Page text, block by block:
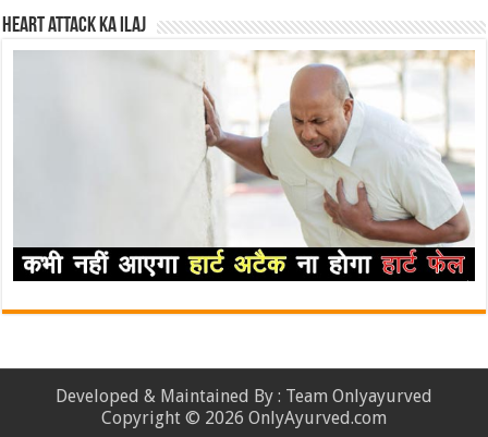
Heart attack ka ilaj
Developed & Maintained By : Team Onlyayurved
Copyright © 2026 OnlyAyurved.com